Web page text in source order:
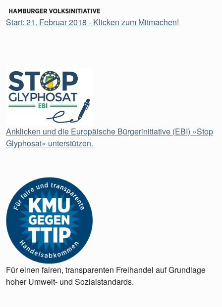
Start: 21. Februar 2018 - Klicken zum Mitmachen!
Anklicken und die Europäische Bürgerinitiative (EBI) »Stop
Glyphosat« unterstützen.
Für einen fairen, transparenten Freihandel auf Grundlage
hoher Umwelt- und Sozialstandards.